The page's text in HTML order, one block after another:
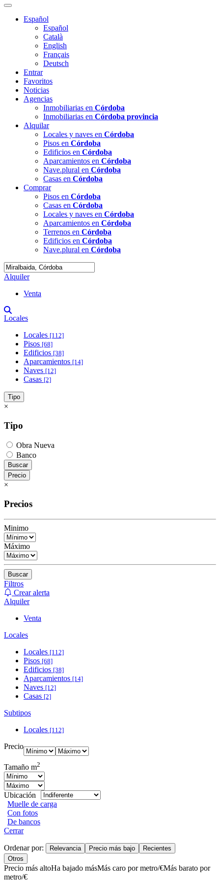
Español
Español
Català
English
Français
Deutsch
Entrar
Favoritos
Noticias
Agencias
Inmobiliarias en Córdoba
Inmobiliarias en Córdoba provincia
Alquilar
Locales y naves en Córdoba
Pisos en Córdoba
Edificios en Córdoba
Aparcamientos en Córdoba
Nave.plural en Córdoba
Casas en Córdoba
Comprar
Pisos en Córdoba
Casas en Córdoba
Locales y naves en Córdoba
Aparcamientos en Córdoba
Terrenos en Córdoba
Edificios en Córdoba
Nave.plural en Córdoba
Alquiler
Venta
Locales
Locales [112]
Pisos [68]
Edificios [38]
Aparcamientos [14]
Naves [12]
Casas [2]
Tipo
×
Tipo
Obra Nueva
Banco
Buscar
Precio
×
Precios
Minimo
Máximo
Buscar
Filtros
Crear alerta
Alquiler
Venta
Locales
Locales [112]
Pisos [68]
Edificios [38]
Aparcamientos [14]
Naves [12]
Casas [2]
Subtipos
Locales [112]
Precio
Tamaño m2
Ubicación
Muelle de carga
Con fotos
De bancos
Cerrar
Ordenar por: Relevancia Precio más bajo
Recientes
Otros
Precio más altoHa bajado másMás caro por metro/€Más barato por
metro/€